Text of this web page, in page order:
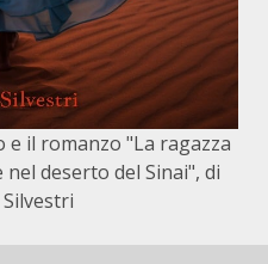
il romanzo "La ragazza
deserto del Sinai", di